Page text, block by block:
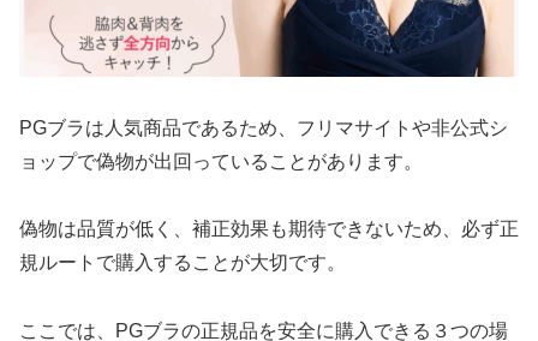
PGブラは人気商品であるため、フリマサイトや非公式シ
ョップで偽物が出回っていることがあります。
偽物は品質が低く、補正効果も期待できないため、必ず正
規ルートで購入することが大切です。
ここでは、PGブラの正規品を安全に購入できる３つの場